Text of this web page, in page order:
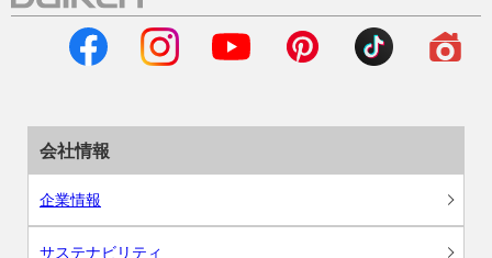
会社情報
企業情報
サステナビリティ